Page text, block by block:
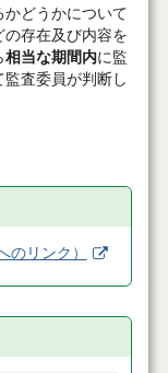
どうかについて
存在及び内容を
相当な期間内に監
査委員が判断し
のリンク）